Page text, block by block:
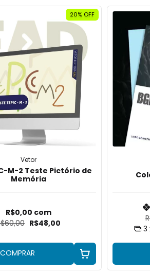
20% OFF
Vetor
M-2 Teste Pictório de
Memória
R$48,00
R$0,00 com
COMPRAR
3